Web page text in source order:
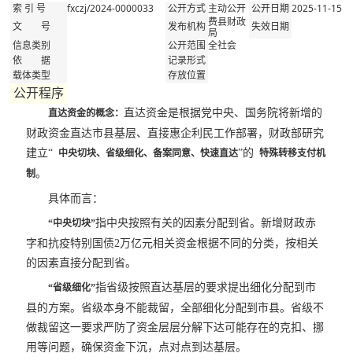
索 引 号 fxczj/2024-0000033 公开方式 主动公开 公开日期2025-11-15
文 号 发布机构费县财政
局
失效日期
信息类别
公开范围全社会
依 据
记录形式
载体类型
存放位置
公开程序
直达资金的概念：
直达资金是根据党中央、国务院将新增的
财政资金直达市县基层、直接惠企利民工作部署，财政部研究
建立“ 中央切块、省级细化、备案同意、快速直达”的特殊转移支付机
制。
具体而言：
“中央切块”指中央按照有关的因素分配到省。新增财政赤
字和抗疫特别国债2万亿元相关资金根据不同的分类，按相关
的因素直接分配到省。
“省级细化”指省级按照直达基层的要求提出细化分配到市
县的方案。省级本身不能裁留，全部细化分配到市县。省级不
做裁留这一要求严防了资金层层分解下达可能存在的克扣、挪
用等问题，确保资金下沉，点对点到达基层。